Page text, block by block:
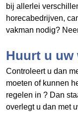
bij allerlei
horecabedrijven,
vakman nodig?
Huurt u uw
Controleert u dan
moeten of kunnen
regelen in ? Dan
overlegt u dan met